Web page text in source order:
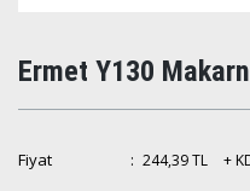
Ermet Y130
Fiyat : 244,39 TL +